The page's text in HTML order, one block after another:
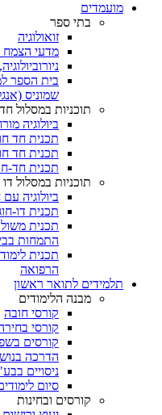
מועמדים
בתי ספר
זואולוגיה
מדעי הצמח
בית הספר
שמוניס
תוכניות במסלול חד
ביולוגיה
תכנית חד
תכנית חד
תכנית חד-
תוכניות במסלול
ביולוגיה עם
תכנית דו-
תכנית
התמחות
תכנית
הרפואה
תלמידים לתואר ראשון
מבנה הלימודים
קורסי חובה
קורסי
קורסים
הדרכה
ניסויים
סיום
קורסים ובחינות